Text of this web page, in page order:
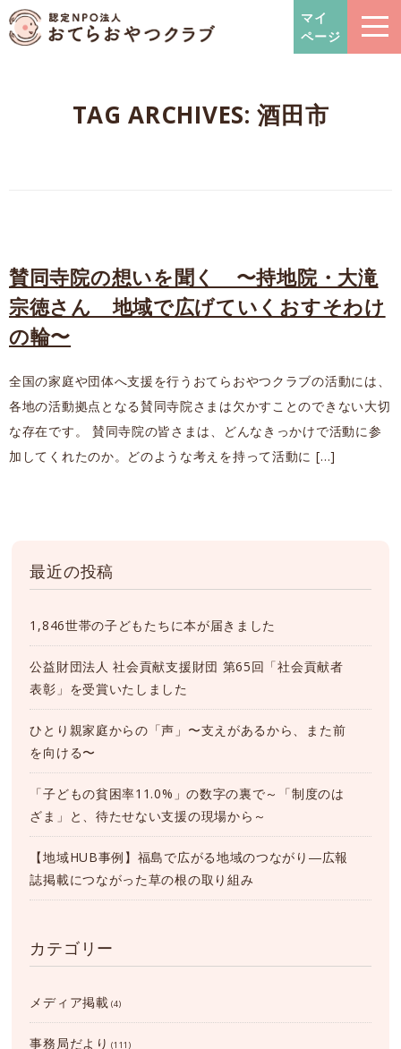
おてらおやつクラブ – たよっ
マイ
ページ
TAG ARCHIVES:酒田市
賛同寺院の想いを聞く 〜持地院・大滝
宗徳さん 地域で広げていくおすそわけ
の輪〜
全国の家庭や団体へ支援を行うおてらおやつクラブの活動には、
各地の活動拠点となる賛同寺院さまは欠かすことのできない大切
な存在です。 賛同寺院の皆さまは、どんなきっかけで活動に参
加してくれたのか。どのような考えを持って活動に […]
最近の投稿
1,846世帯の子どもたちに本が届きました
公益財団法人 社会貢献支援財団 第65回「社会貢献者
表彰」を受賞いたしました
ひとり親家庭からの「声」〜支えがあるから、また前
を向ける〜
「子どもの貧困率11.0%」の数字の裏で～「制度のは
ざま」と、待たせない支援の現場から～
【地域HUB事例】福島で広がる地域のつながり―広報
誌掲載につながった草の根の取り組み
カテゴリー
メディア掲載 (4)
事務局だより (111)